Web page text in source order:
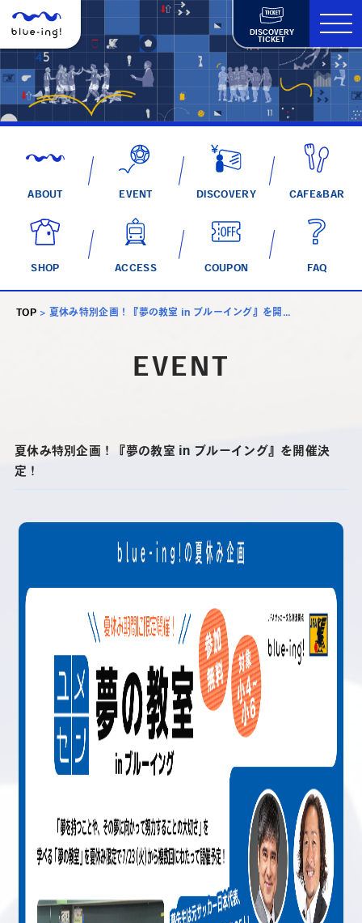
DISCOVERY
TICKET
ABOUT EVENT DISCOVERY CAFE&BAR
SHOP ACCESS COUPON FAQ
TOP > 夏休み特別企画！『夢の教室 in ブルーイング』を開...
EVENT
夏休み特別企画！『夢の教室 in ブルーイング』を開催決
定！